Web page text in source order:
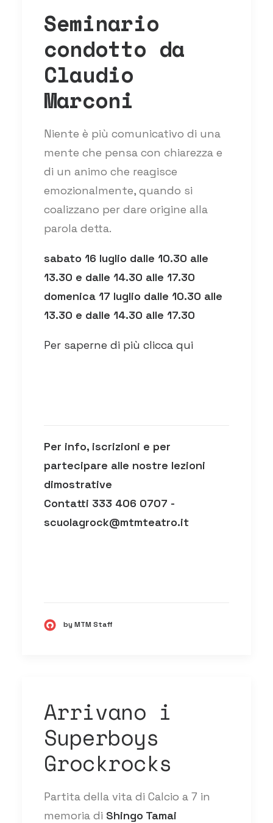
Seminario
condotto da
Claudio
Marconi
Niente è più comunicativo di una
mente che pensa con chiarezza e
di un animo che reagisce
emozionalmente, quando si
coalizzano per dare origine alla
parola detta.
sabato 16 luglio dalle 10.30 alle
13.30 e dalle 14.30 alle 17.30
domenica 17 luglio dalle 10.30 alle
13.30 e dalle 14.30 alle 17.30
Per saperne di più clicca qui
Per info, iscrizioni e per
partecipare alle nostre lezioni
dimostrative
Contatti 333 406 0707 -
scuolagrock@mtmteatro.it
by MTM Staff
Arrivano i
Superboys
Grockrocks
Partita della vita di Calcio a 7 in
memoria di Shingo Tamai